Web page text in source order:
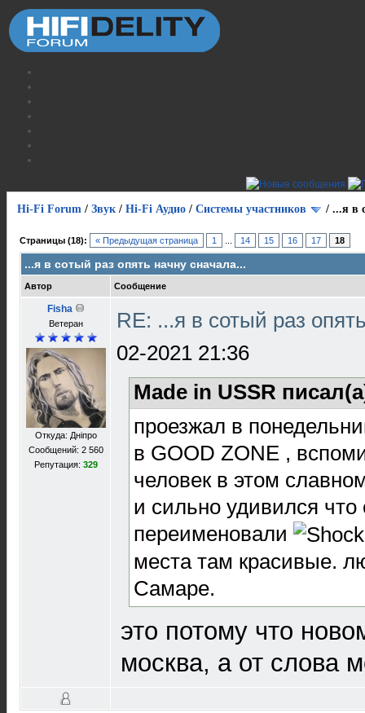
Hi-Fi Forum / Звук / Hi-Fi Аудио / Системы участников / ...я в
Страницы (18): « Предыдущая страница 1 14 15 16 17 18
...я в сотый раз опять начну сначала...
Автор Сообщение
Fisha
Ветеран
Откуда: Дніпро
Сообщений: 2 560
Репутация: 329
RE: ...я в сотый раз
02-2021 21:36
Made in USSR
проезжал в
в GOOD ZONE ,
человек в этом
и сильно удивился что
переименовали
места там красивые.
Самаре.
это потому что
москва, а от слова